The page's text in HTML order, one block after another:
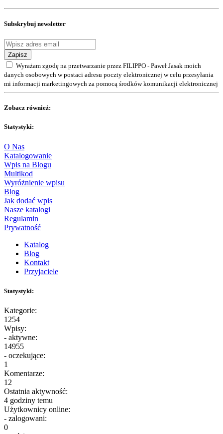
Subskrybuj newsletter
Zapisz
Wyrażam zgodę na przetwarzanie przez FILIPPO - Paweł Jasak moich
danych osobowych w postaci adresu poczty elektronicznej w celu przesyłania
mi informacji marketingowych za pomocą środków komunikacji elektronicznej
Zobacz również:
Statystyki:
O Nas
Katalogowanie
Wpis na Blogu
Multikod
Wyróżnienie wpisu
Blog
Jak dodać wpis
Nasze katalogi
Regulamin
Prywatność
Katalog
Blog
Kontakt
Przyjaciele
Statystyki:
Kategorie:
1254
Wpisy:
- aktywne:
14955
- oczekujące:
1
Komentarze:
12
Ostatnia aktywność:
4 godziny temu
Użytkownicy online:
- zalogowani:
0